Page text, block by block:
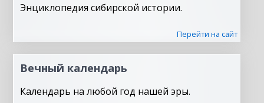
Энциклопедия сибирской истории.
Перейти на сайт
Вечный календарь
Календарь на любой год нашей эры.